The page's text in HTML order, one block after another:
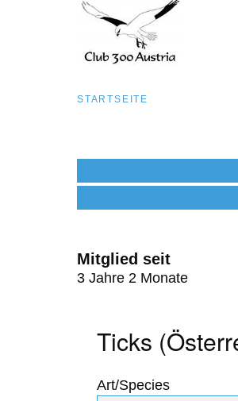
Pfadnavigation
STARTSEITE
Mitglied seit
3 Jahre 2 Monate
Ticks
Art/Species